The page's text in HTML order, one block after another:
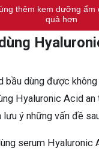
thêm kem dưỡng ẩm
quả hơn
bầu dùng được
Hyaluronic Acid an
ý những vấn đề
serum Hyaluronic